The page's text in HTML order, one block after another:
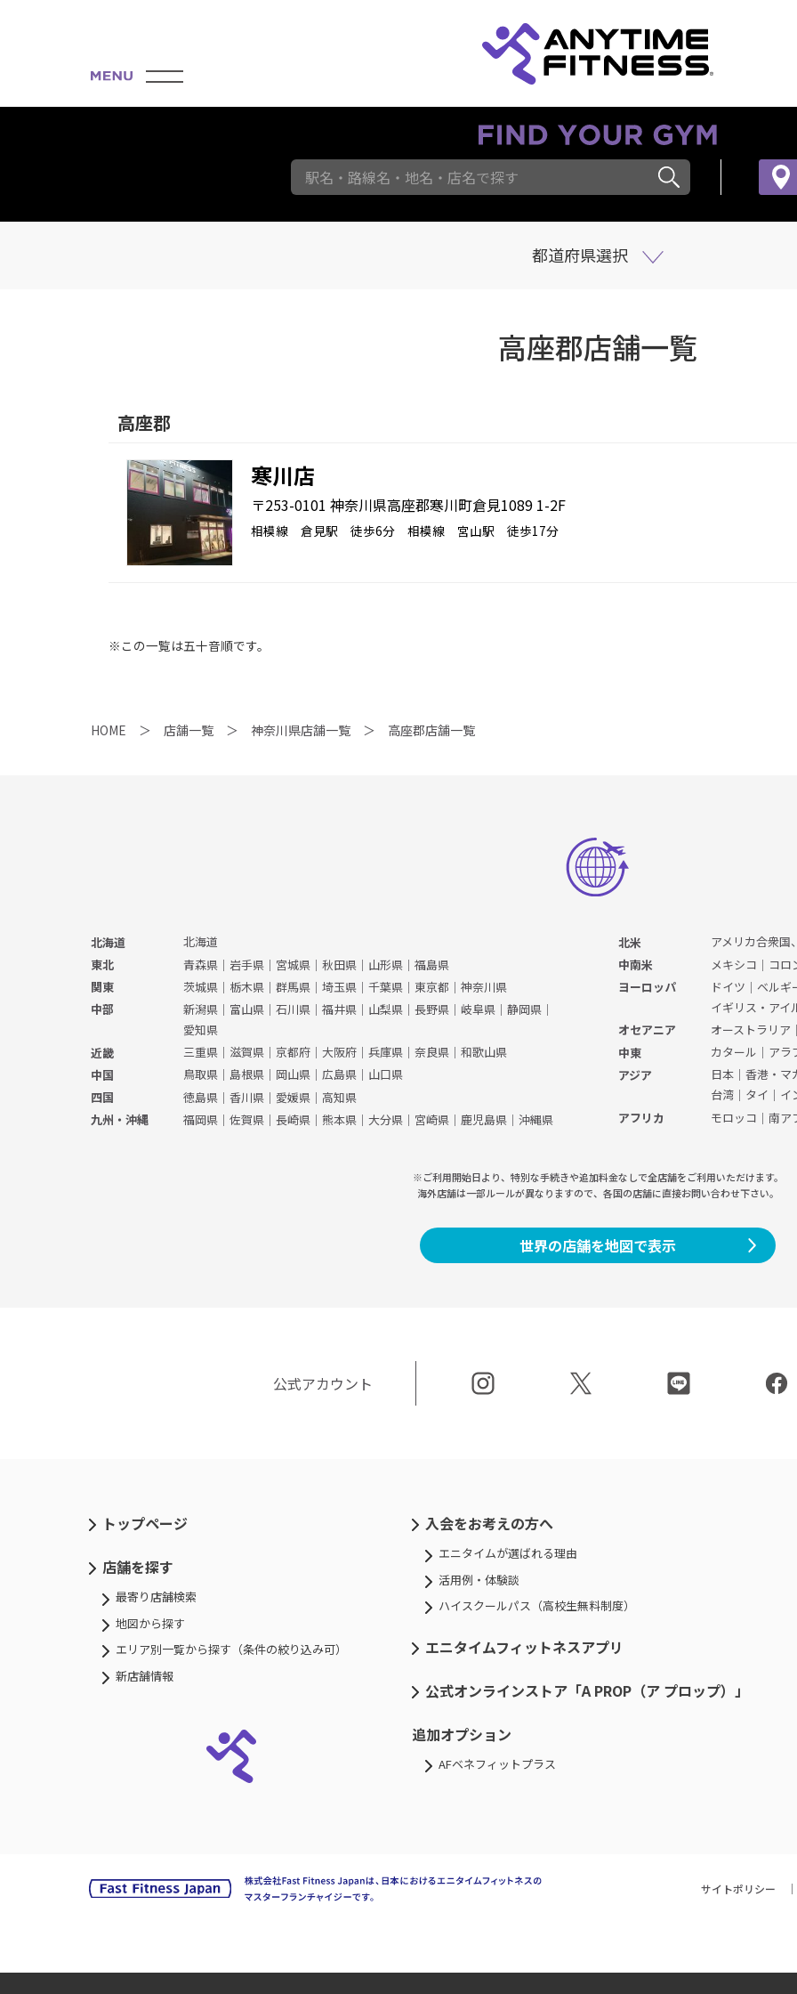
駅名・路線名・地名・店名で探す
都道府県選択
高座郡店舗一覧
高座郡
寒川店
〒253-0101 神奈川県高座郡寒川町倉見1089 1-2F
相模線 倉見駅 徒歩6分 相模線 宮山駅 徒歩17分
※この一覧は五十音順です。
HOME 店舗一覧 神奈川県店舗一覧 高座郡店舗一覧
北海道
北海道
東北
青森県 ｜ 岩手県 ｜ 宮城県 ｜ 秋田県 ｜ 山形県 ｜ 福島県
関東
茨城県 ｜ 栃木県 ｜ 群馬県 ｜ 埼玉県 ｜ 千葉県 ｜ 東京都 ｜ 神奈川県
中部
新潟県 ｜ 富山県 ｜ 石川県 ｜ 福井県 ｜ 山梨県 ｜ 長野県 ｜ 岐阜県 ｜ 静岡県 ｜
愛知県
近畿
三重県 ｜ 滋賀県 ｜ 京都府 ｜ 大阪府 ｜ 兵庫県 ｜ 奈良県 ｜ 和歌山県
中国
鳥取県 ｜ 島根県 ｜ 岡山県 ｜ 広島県 ｜ 山口県
四国
徳島県 ｜ 香川県 ｜ 愛媛県 ｜ 高知県
九州・沖縄
福岡県 ｜ 佐賀県 ｜ 長崎県 ｜ 熊本県 ｜ 大分県 ｜ 宮崎県 ｜ 鹿児島県 ｜ 沖縄県
北米
アメリカ合衆国
中南米
メキシコ ｜ コロ
ヨーロッパ
ドイツ ｜ ベルギ
イギリス・アイ
オセアニア
オーストラリア ｜
中東
カタール ｜ アラ
アジア
日本｜ 香港・マ
台湾｜ タイ ｜ イ
アフリカ
モロッコ ｜ 南ア
世界の店舗を地図で表示
※ご利用開始日より、特別な手続きや追加料金なしで全店舗をご利用いただけます。
海外店舗は一部ルールが異なりますので、 各国の店舗に直接お問い合わせ下さい。
公式アカウント
トップページ
店舗を探す
最寄り店舗検索
地図から探す
エリア別一覧から探す（条件の絞り込み可）
新店舗情報
入会をお考えの方へ
エニタイムが選ばれる理由
活用例・体験談
ハイスクールパス（高校生無料制度）
エニタイムフィットネスアプリ
公式オンラインストア「A PROP（ア プロップ）」
追加オプション
AFベネフィットプラス
サイトポリシー